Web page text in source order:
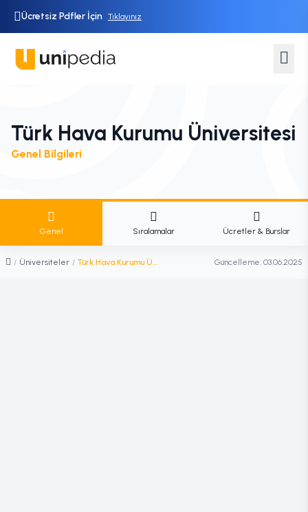
Ücretsiz Pdfler İçin Tıklayınız
Türk Hava Kurumu Üniversitesi
Genel Bilgileri
Genel Sıralamalar Ücretler & Burslar
/ Üniversiteler / Türk Hava Kurumu Üniversitesi Güncelleme: 03.06.2025